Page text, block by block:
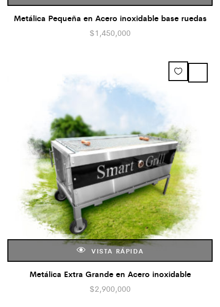
Metálica Pequeña en Acero inoxidable base ruedas
$1,450,000
VISTA RÁPIDA
Metálica Extra Grande en Acero inoxidable
$2,900,000